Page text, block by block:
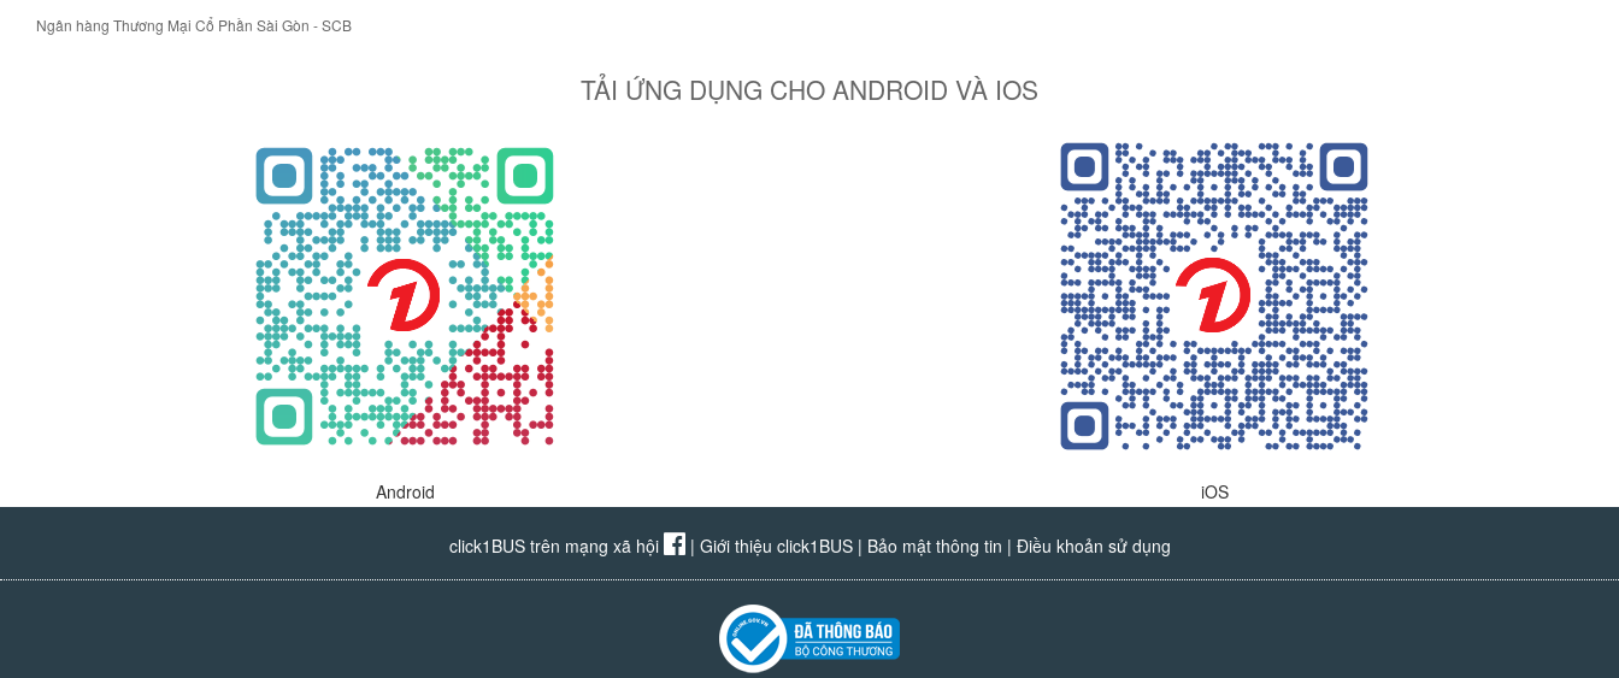
Ngân hàng Thương Mại Cổ Phần Sài Gòn - SCB
TẢI ỨNG DỤNG CHO ANDROID VÀ IOS
Android iOS
click1BUS trên mạng xã hội | Giới thiệu click1BUS| Bảo mật thông tin | Điều khoản sử dụng